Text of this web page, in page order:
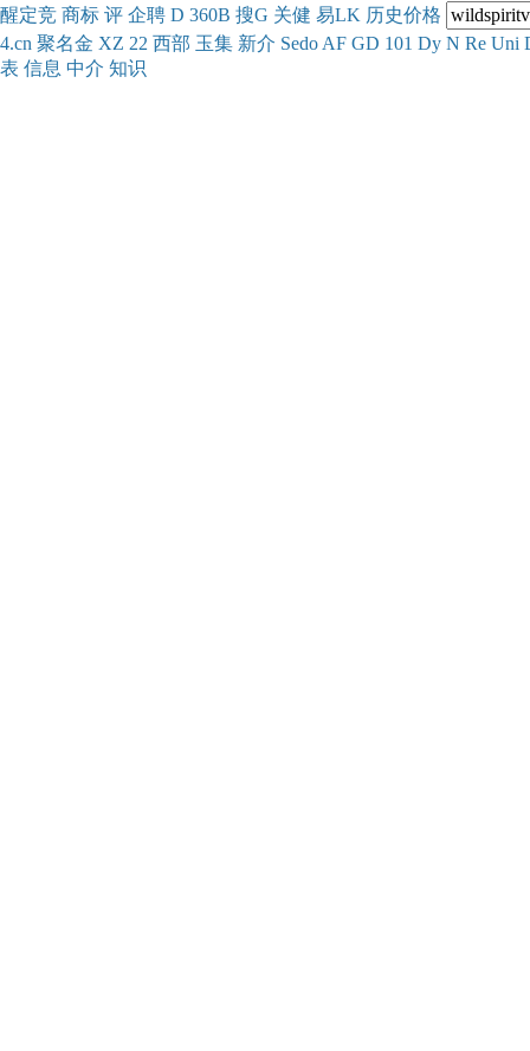
醒定竞 商标 评 企聘 D 360B 搜G 关健 易LK 历史价格
4.cn 聚名金 XZ 22 西部 玉集 新介 Sedo AF GD 101 Dy N Re Uni
表 信息 中介 知识